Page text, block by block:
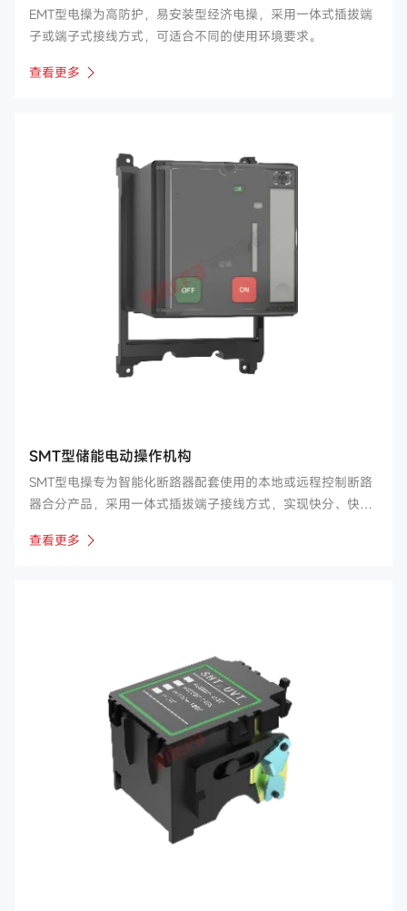
EMT型电操为高防护，易安装型经济电操，采用一体式插拔端
子或端子式接线方式，可适合不同的使用环境要求。
查看更多
SMT型储能电动操作机构
SMT型电操专为智能化断路器配套使用的本地或远程控制断路
器合分产品，采用一体式插拔端子接线方式，实现快分、快合
查看更多